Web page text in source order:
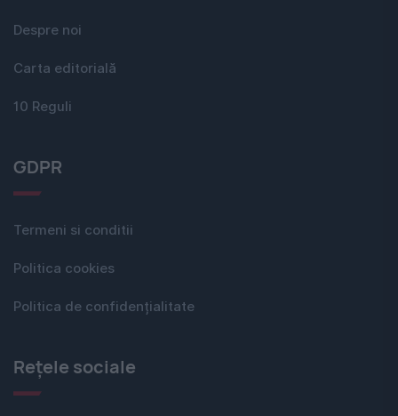
Despre noi
Carta editorială
10 Reguli
GDPR
Termeni si conditii
Politica cookies
Politica de confidențialitate
Rețele sociale